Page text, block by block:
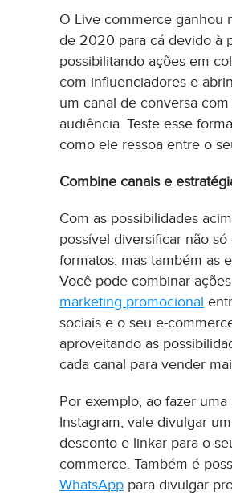
O Live commerce ganhou
de 2020 para cá devido à
possibilitando ações em
com influenciadores e
um canal de conversa com
audiência. Teste esse
como ele ressoa entre o
Combine canais e
Com as possibilidades
possível diversificar não só
formatos, mas também as
Você pode combinar
marketing promocional
sociais e o seu e-
aproveitando as
cada canal para vender
Por exemplo, ao fazer uma
Instagram, vale divulgar
desconto e linkar para o
commerce. Também é
WhatsApp para divulgar